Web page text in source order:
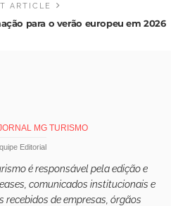
ARTICLE
para o verão europeu em 2026
MG TURISMO
Editorial
é responsável pela edição e
comunicados institucionais e
de empresas, órgãos